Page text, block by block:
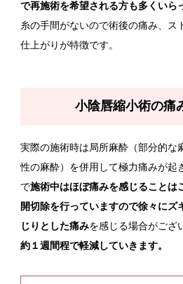
で再施術を希望される方も多くいら
糸の手間がないので術後の痛み、ス
仕上がりが特徴です。
小陰唇縮小術の痛
実際の施術時は局所麻酔（部分的な
性の麻酔）を併用して極力痛みが起
で施術中はほぼ痛みを感じることは
開切除を行っていますので徐々にズ
じりとした痛みを感じる場合がござ
約１週間程で軽減していきます。